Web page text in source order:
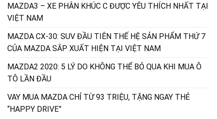
MAZDA3 – XE PHÂN KHÚC C ĐƯỢC YÊU THÍCH NHẤT TẠI
VIỆT NAM
MAZDA CX-30: SUV ĐẦU TIÊN THẾ HỆ SẢN PHẨM THỨ 7
CỦA MAZDA SẮP XUẤT HIỆN TẠI VIỆT NAM
MAZDA2 2020: 5 LÝ DO KHÔNG THỂ BỎ QUA KHI MUA Ô
TÔ LẦN ĐẦU
VAY MUA MAZDA CHỈ TỪ 93 TRIỆU, TẶNG NGAY THẺ
“HAPPY DRIVE”